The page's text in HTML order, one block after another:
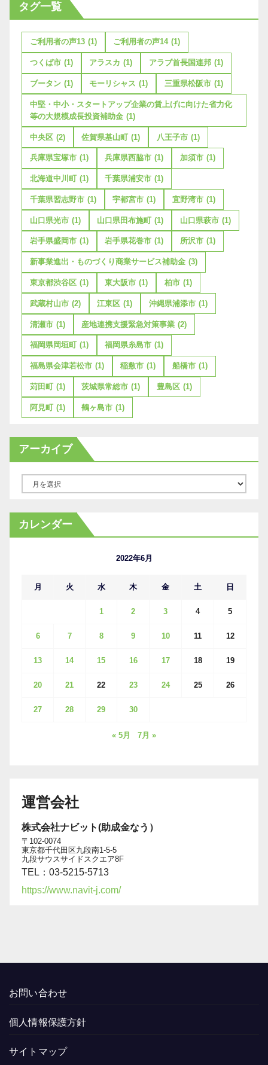
タグ一覧
ご利用者の声13 (1) ご利用者の声14 (1)
つくば市 (1) アラスカ (1) アラブ首長国連邦 (1)
ブータン (1) モーリシャス (1) 三重県松阪市 (1)
中堅・中小・スタートアップ企業の賃上げに向けた省力化
等の大規模成長投資補助金 (1)
中央区 (2) 佐賀県基山町 (1) 八王子市 (1)
兵庫県宝塚市 (1) 兵庫県西脇市 (1) 加須市 (1)
北海道中川町 (1) 千葉県浦安市 (1)
千葉県習志野市 (1) 宇都宮市 (1) 宜野湾市 (1)
山口県光市 (1) 山口県田布施町 (1) 山口県萩市 (1)
岩手県盛岡市 (1) 岩手県花巻市 (1) 所沢市 (1)
新事業進出・ものづくり商業サービス補助金 (3)
東京都渋谷区 (1) 東大阪市 (1) 柏市 (1)
武蔵村山市 (2) 江東区 (1) 沖縄県浦添市 (1)
清瀬市 (1) 産地連携支援緊急対策事業 (2)
福岡県岡垣町 (1) 福岡県糸島市 (1)
福島県会津若松市 (1) 稲敷市 (1) 船橋市 (1)
苅田町 (1) 茨城県常総市 (1) 豊島区 (1)
阿見町 (1) 鶴ヶ島市 (1)
アーカイブ
カ
イ
カレンダー
2022年6月
月 火 水 木 金 土 日
1 2 3 4 5
6 7 8 9 10 11 12
13 14 15 16 17 18 19
20 21 22 23 24 25 26
27 28 29 30
« 5月 7月 »
運営会社
株式会社ナビット(助成金なう）
〒102-0074
東京都千代田区九段南1-5-5
九段サウスサイドスクエア8F
TEL：03-5215-5713
https://www.navit-j.com/
お問い合わせ
個人情報保護方針
サイトマップ